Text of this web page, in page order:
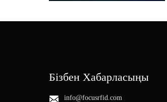
Бізбен Хабарласыңы
info@focusrfid.com